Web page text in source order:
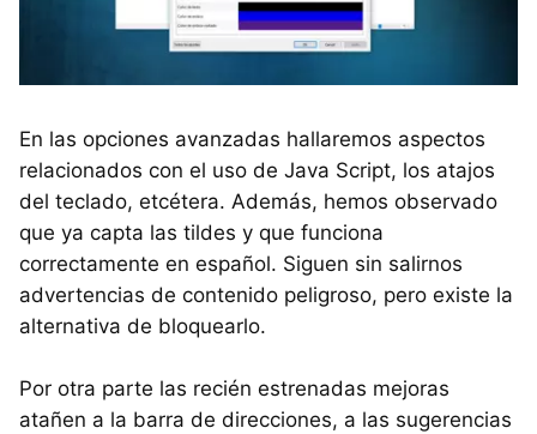
En las opciones avanzadas hallaremos aspectos
relacionados con el uso de Java Script, los atajos
del teclado, etcétera. Además, hemos observado
que ya capta las tildes y que funciona
correctamente en español. Siguen sin salirnos
advertencias de contenido peligroso, pero existe la
alternativa de bloquearlo.
Por otra parte las recién estrenadas mejoras
atañen a la barra de direcciones, a las sugerencias